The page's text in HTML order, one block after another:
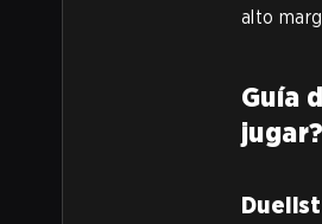
alto
Guía
jugar?